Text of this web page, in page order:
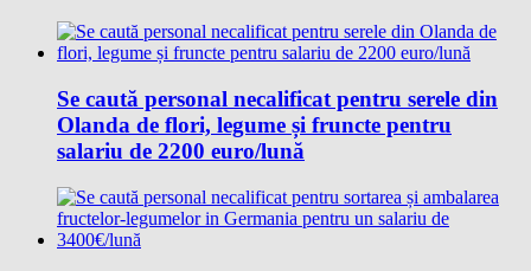
Se caută personal necalificat pentru serele din
Olanda de flori, legume și fruncte pentru
salariu de 2200 euro/lună